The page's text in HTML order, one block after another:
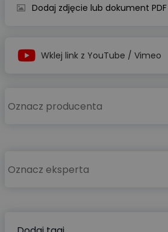
Dodaj zdjęcie lub dokument PDF